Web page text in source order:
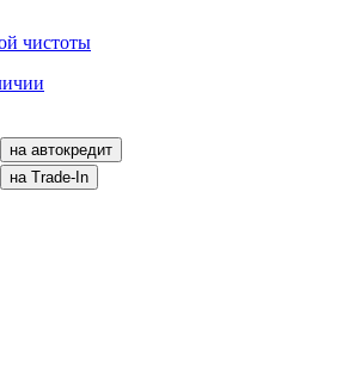
чистоты
на автокредит
на Trade-In